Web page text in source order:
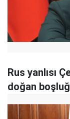
Rus yanlısı
doğan